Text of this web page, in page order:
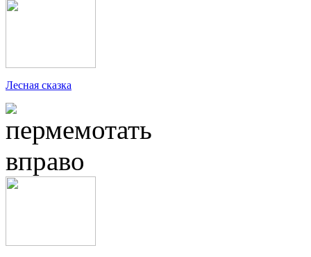
Лесная сказка